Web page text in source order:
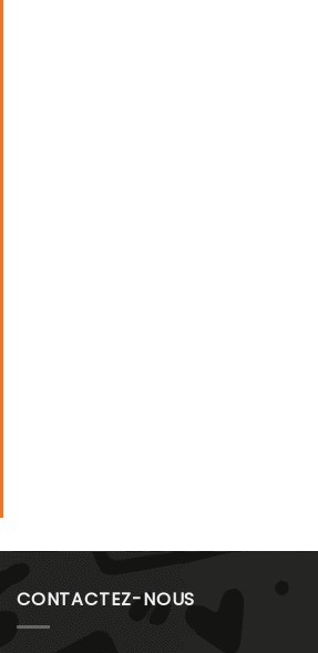
CONTACTEZ-NOUS